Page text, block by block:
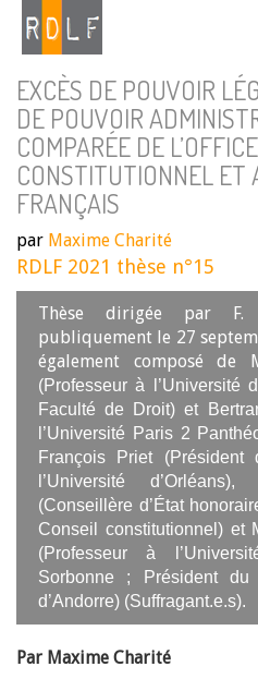
EXCÈS DE POUVOIR
DE POUVOIR
COMPARÉE DE
CONSTITUTIONNEL ET
FRANÇAIS
par Maxime Charité
RDLF 2021 thèse n°15
Thèse dirigée par F.
publiquement le 27
également composé de
(Professeur à l’Université
Faculté de Droit) et
l’Université Paris 2
François Priet
l’Université
(Conseillère d’État
Conseil constitutionnel) et
(Professeur à
Sorbonne ; Président du
d’Andorre) (Suffragant.e.s).
Par Maxime Charité